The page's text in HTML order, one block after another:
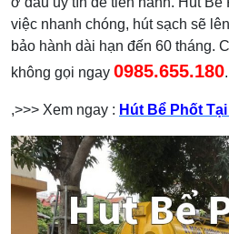
việc nhanh chóng, hút sạch sẽ
bảo hành dài hạn đến 60 tháng.
không gọi ngay 0985.655.180.
,>>> Xem ngay : Hút Bể Phốt